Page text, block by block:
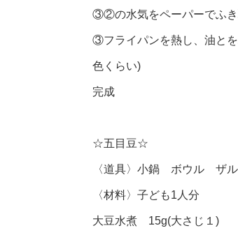
③②の水気をペーパーでふき
③フライパンを熱し、油と
色くらい)
完成
☆五目豆☆
〈道具〉小鍋 ボウル ザ
〈材料〉子ども1人分
大豆水煮 15g(大さじ１)